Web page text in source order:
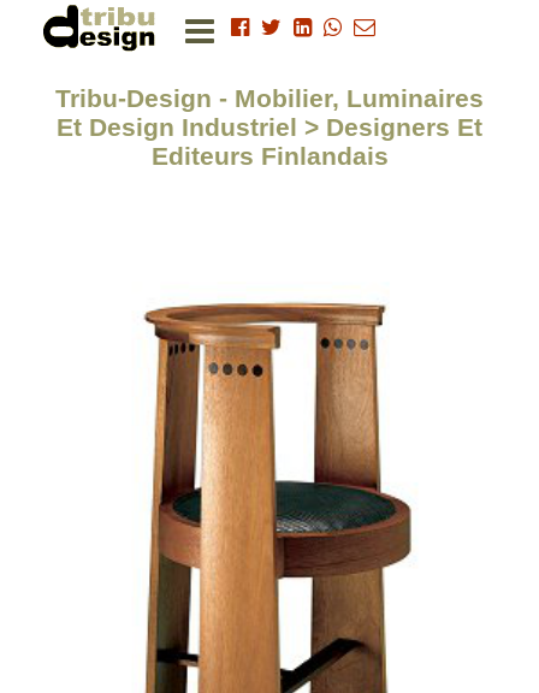
Tribu-Design - Mobilier, Luminaires
Et Design Industriel > Designers Et
Editeurs Finlandais